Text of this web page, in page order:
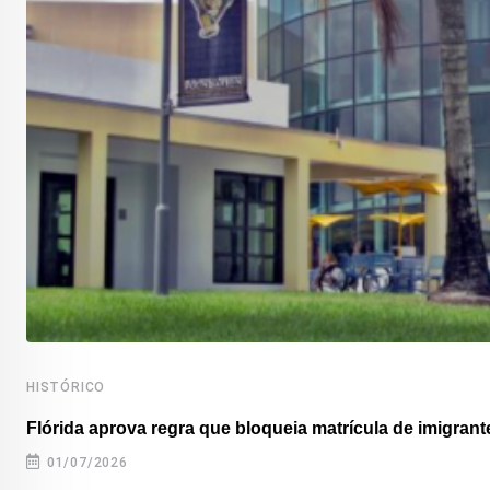
HISTÓRICO
Flórida aprova regra que bloqueia matrícula de
01/07/2026